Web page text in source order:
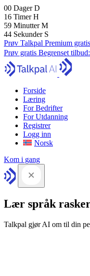
00 DagerD
16 TimerH
59 MinutterM
43 Sekunder S
Prøv Talkpal Premium
Prøv gratis Begrenset tilbud:
Forside
Læring
For Bedrifter
For Utdanning
Registrer
Logg inn
Norsk
Kom i gang
Lær språk
Talkpal gjør AI om til din